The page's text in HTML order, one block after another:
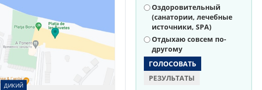
ДИКИЙ
Оздоровительный
(санатории, лечебные
источники, SPA)
Отдыхаю совсем по-
другому
РЕЗУЛЬТАТЫ